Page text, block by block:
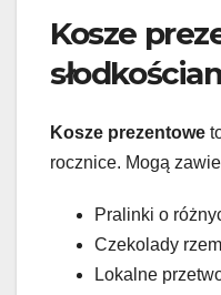
Kosze
Kosze prezentowe
rocznice. Mogą
Pralinki o
Czekolady
Lokalne